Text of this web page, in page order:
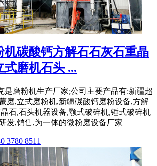
机碳酸钙方解石石灰石重晶
式磨机石头 ...
是磨粉机生产厂家;公司主要产品有:新疆超
磨,立式磨粉机,新疆碳酸钙磨粉设备,方解
石,石头机器设备,颚式破碎机,锤式破碎机
发,销售,为一体的微粉磨设备厂家
3780 8511